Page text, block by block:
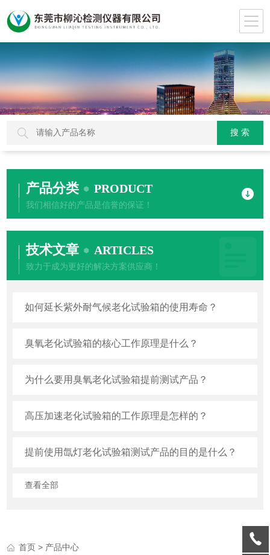
产品分类 PRODUCT
我们相信好的产品是信誉的保证！
技术文章 ARTICLES
致力于成为更好的解决方案供应商！
如何延长紫外耐气候老化试验箱的使用寿命？
臭氧老化试验箱的核心工作原理是什么？
为什么要用臭氧老化试验箱提前测试产品？
高压加速老化试验箱的工作原理是怎样的？
提前使用氙灯老化试验箱测试产品的目的是什么？
查看全部
首页 > 产品中心